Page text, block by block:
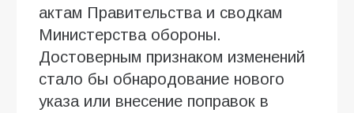
актам Правительства и сводкам
Министерства обороны.
Достоверным признаком изменений
стало бы обнародование нового
указа или внесение поправок в